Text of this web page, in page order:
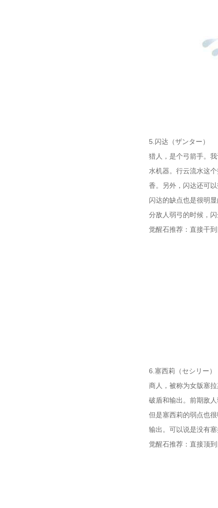
5.闪达（ザンター）
猎人，是个弓箭手。
水机器。行云流水这
香。另外，闪达还可
闪达的缺点也是很明
分敌人弱弓的时候，
觉醒石推荐：直接干
6.塞西莉（セシリー）
商人，被称为女版塞
破盾和输出。前期敌
但是塞西莉的弱点也
输出。可以说是没有
觉醒石推荐：直接顶